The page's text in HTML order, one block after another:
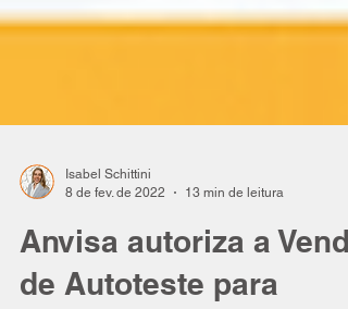
8 de fev. de 2022
13 min de leitura